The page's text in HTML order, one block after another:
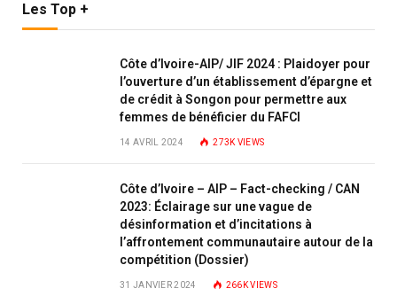
Les Top +
Côte d’Ivoire-AIP/ JIF 2024 : Plaidoyer pour
l’ouverture d’un établissement d’épargne et
de crédit à Songon pour permettre aux
femmes de bénéficier du FAFCI
14 AVRIL 2024 273K VIEWS
Côte d’Ivoire – AIP – Fact-checking / CAN
2023: Éclairage sur une vague de
désinformation et d’incitations à
l’affrontement communautaire autour de la
compétition (Dossier)
31 JANVIER 2024 266KVIEWS